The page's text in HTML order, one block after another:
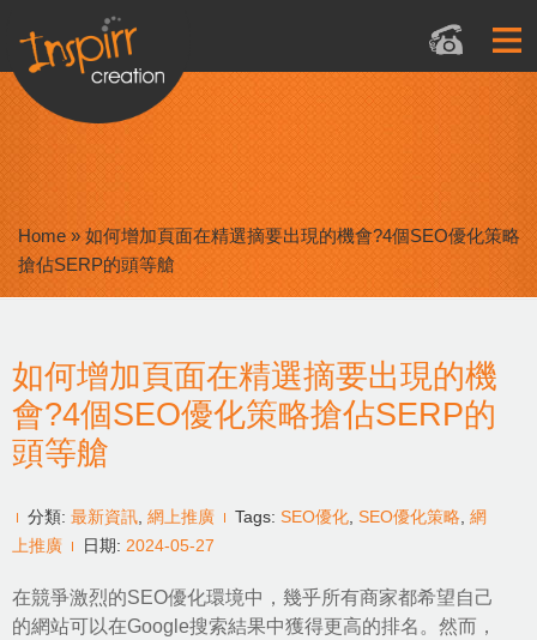
Home » 如何增加頁面在精選摘要出現的機會?4個SEO優化策略
搶佔SERP的頭等艙
如何增加頁面在精選摘要出現的機
會?4個SEO優化策略搶佔SERP的
頭等艙
分類: 最新資訊 網上推廣 Tags: SEO優化 SEO優化策略 網
上推廣
日期: 2024-05-27
在競爭激烈的SEO優化環境中，幾乎所有商家都希望自己
的網站可以在Google搜索結果中獲得更高的排名。然而，